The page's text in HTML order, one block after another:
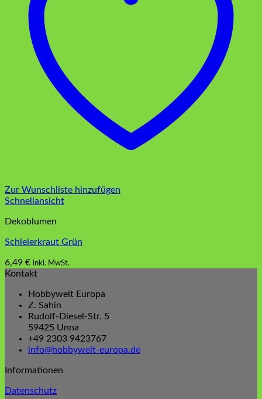
Zur Wunschliste hinzufügen
Schnellansicht
Dekoblumen
Schleierkraut Grün
6,49 € inkl. MwSt.
Kontakt
Hobbywelt Europa
Z. Sahin
Rudolf-Diesel-Str. 5
59425 Unna
+49 2303 9423767
info@hobbywelt-europa.de
Informationen
Datenschutz